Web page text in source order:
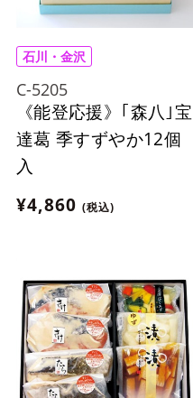
石川・金沢
C-5205
《能登応援》｢森八｣宝
達葛 季すずやか12個
入
¥4,860 (税込)